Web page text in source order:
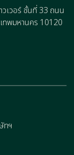
เวอร์ ชั้นที่ 33 ถนน
ทพมหานคร 10120
ทฯ